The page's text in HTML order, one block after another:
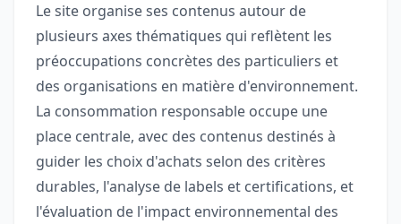
Le site organise ses contenus autour de
plusieurs axes thématiques qui reflètent les
préoccupations concrètes des particuliers et
des organisations en matière d'environnement.
La consommation responsable occupe une
place centrale, avec des contenus destinés à
guider les choix d'achats selon des critères
durables, l'analyse de labels et certifications, et
l'évaluation de l'impact environnemental des